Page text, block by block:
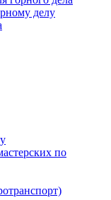
делу
по